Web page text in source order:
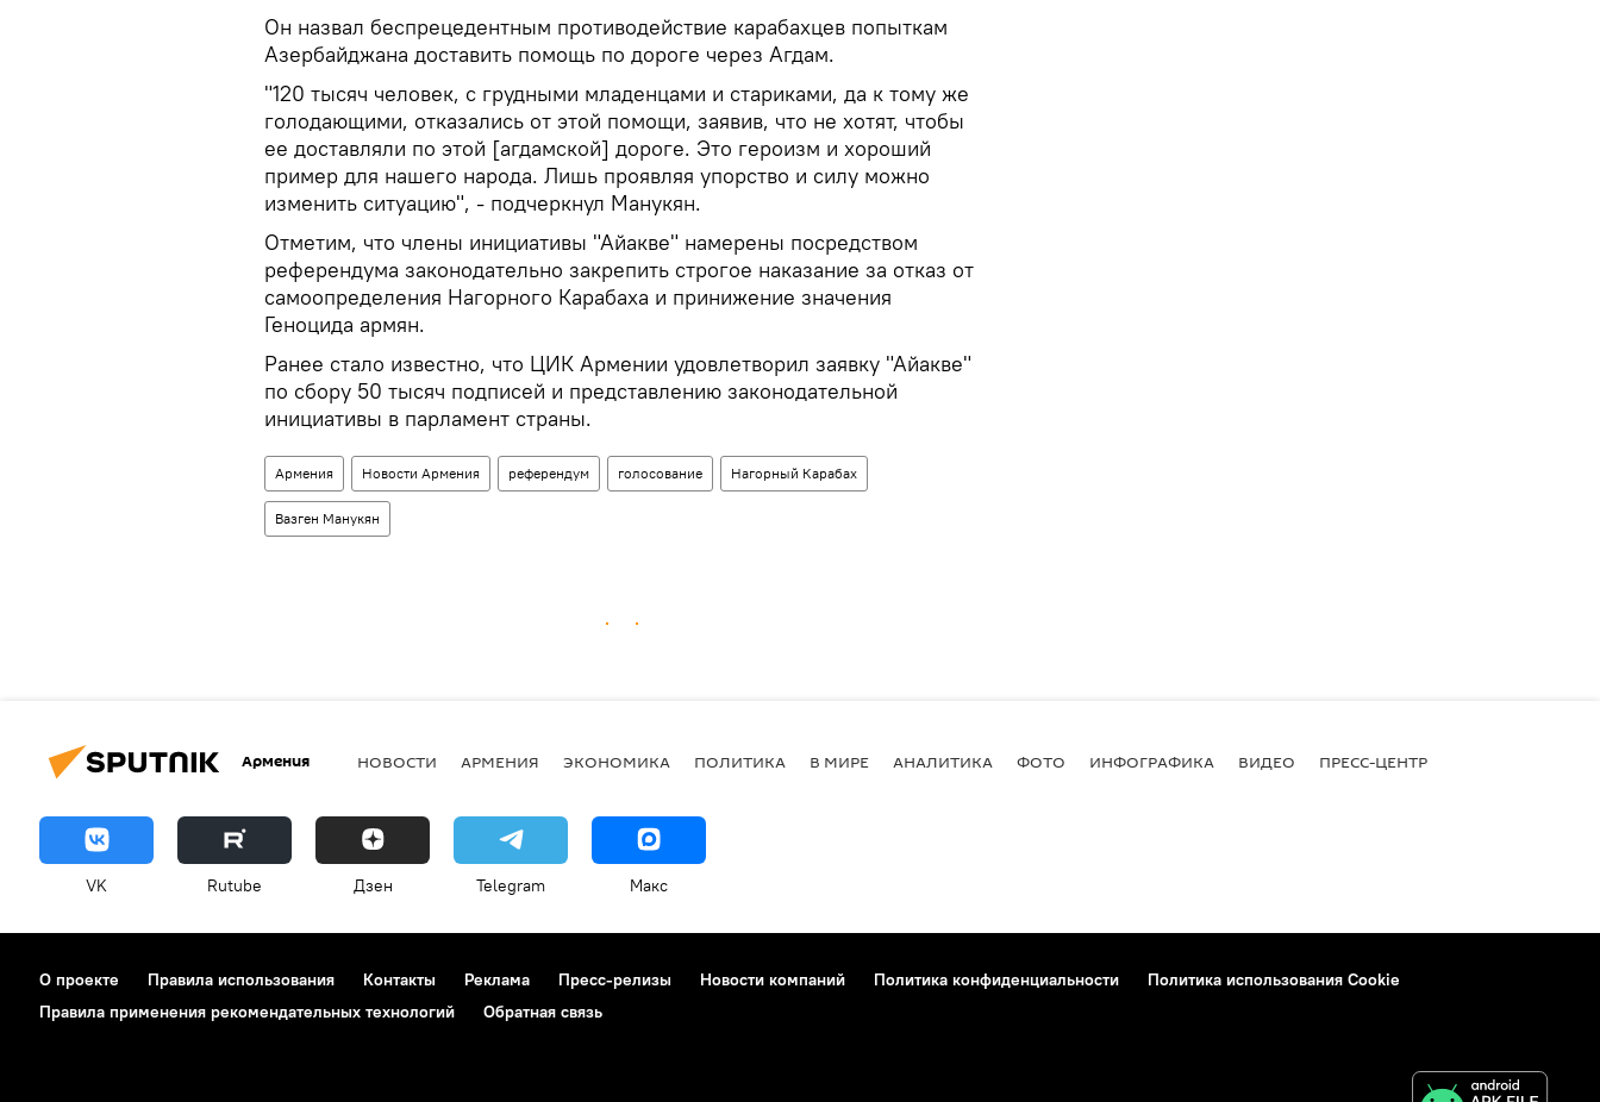
Он назвал беспрецедентным противодействие карабахцев попыткам
Азербайджана доставить помощь по дороге через Агдам.
"120 тысяч человек, с грудными младенцами и стариками, да к тому же
голодающими, отказались от этой помощи, заявив, что не хотят, чтобы
ее доставляли по этой [агдамской] дороге. Это героизм и хороший
пример для нашего народа. Лишь проявляя упорство и силу можно
изменить ситуацию", - подчеркнул Манукян.
Отметим, что члены инициативы "Айакве" намерены посредством
референдума законодательно закрепить строгое наказание за отказ от
самоопределения Нагорного Карабаха и принижение значения
Геноцида армян.
Ранее стало известно, что ЦИК Армении удовлетворил заявку "Айакве"
по сбору 50 тысяч подписей и представлению законодательной
инициативы в парламент страны.
Армения Новости Армения референдум голосование Нагорный Карабах
Вазген Манукян
Армения НОВОСТИ АРМЕНИЯ ЭКОНОМИКА ПОЛИТИКА В МИРЕ АНАЛИТИКА ФОТО ИНФОГРАФИКА ВИДЕО ПРЕСС-ЦЕНТР
VK Rutube Дзен Telegram Макс
О проекте Правила использования Контакты Реклама Пресс-релизы Новости компаний Политика конфиденциальности
Политика использования Cookie
Правила применения рекомендательных технологий
Обратная связь